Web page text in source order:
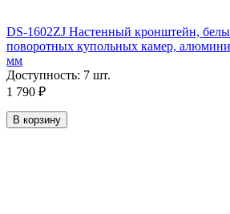
DS-1602ZJ Настенный кронштейн,
поворотных купольных камер,
мм
Доступность: 7 шт.
1 790 ₽
В корзину